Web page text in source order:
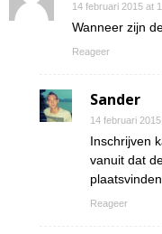
14 februari 2015 at
Wanneer zijn
Reageer
Sander
14 februari
Inschrijven
vanuit dat
plaatsvinden.
Reageer